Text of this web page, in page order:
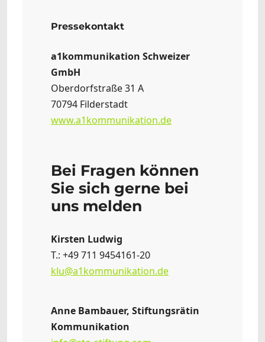
Pressekontakt
a1kommunikation Schweizer
GmbH
Oberdorfstraße 31 A
70794 Filderstadt
www.a1kommunikation.de
Bei Fragen können
Sie sich gerne bei
uns melden
Kirsten Ludwig
T.: +49 711 9454161-20
klu@a1kommunikation.de
Anne Bambauer, Stiftungsrätin
Kommunikation